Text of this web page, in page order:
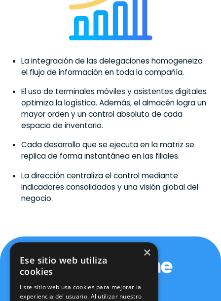
La integración de las delegaciones homogeneiza
el flujo de información en toda la compañía.
El uso de terminales móviles y asistentes digitales
optimiza la logística. Además, el almacén logra un
mayor orden y un control absoluto de cada
espacio de inventario.
Cada desarrollo que se ejecuta en la matriz se
replica de forma instantánea en las filiales.
La dirección centraliza el control mediante
indicadores consolidados y una visión global del
negocio.
×
Ese sitio web utiliza
cookies
Este sitio web usa cookies para mejorar la
experiencia del usuario. Al utilizar nuestro